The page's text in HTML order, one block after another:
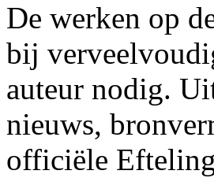
De werken op
bij
auteur nodig.
nieuws,
officiële